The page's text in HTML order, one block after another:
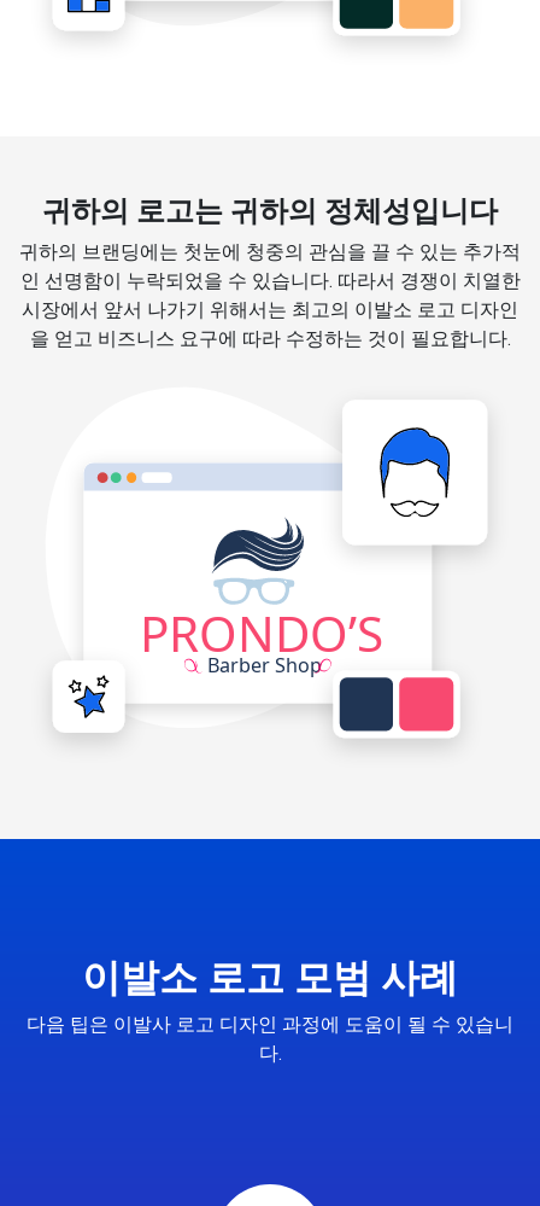
귀하의 로고는 귀하의 정체성입니다
귀하의 브랜딩에는 첫눈에 청중의 관심을 끌 수 있는 추가적
인 선명함이 누락되었을 수 있습니다. 따라서 경쟁이 치열한
시장에서 앞서 나가기 위해서는 최고의 이발소 로고 디자인
을 얻고 비즈니스 요구에 따라 수정하는 것이 필요합니다.
이발소 로고 모범 사례
다음 팁은 이발사 로고 디자인 과정에 도움이 될 수 있습니
다.